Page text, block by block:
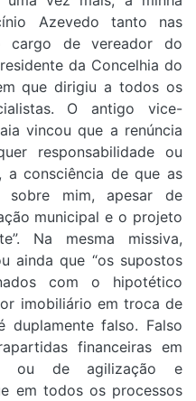
Azevedo tanto nas
cargo de vereador do
da Concelhia do
que dirigiu a todos os
O antigo vice-
vincou que a renúncia
responsabilidade ou
a consciência de que as
sobre mim, apesar de
municipal e o projeto
Na mesma missiva,
ainda que “os supostos
com o hipotético
imobiliário em troca de
duplamente falso. Falso
financeiras em
ou de agilização e
em todos os processos